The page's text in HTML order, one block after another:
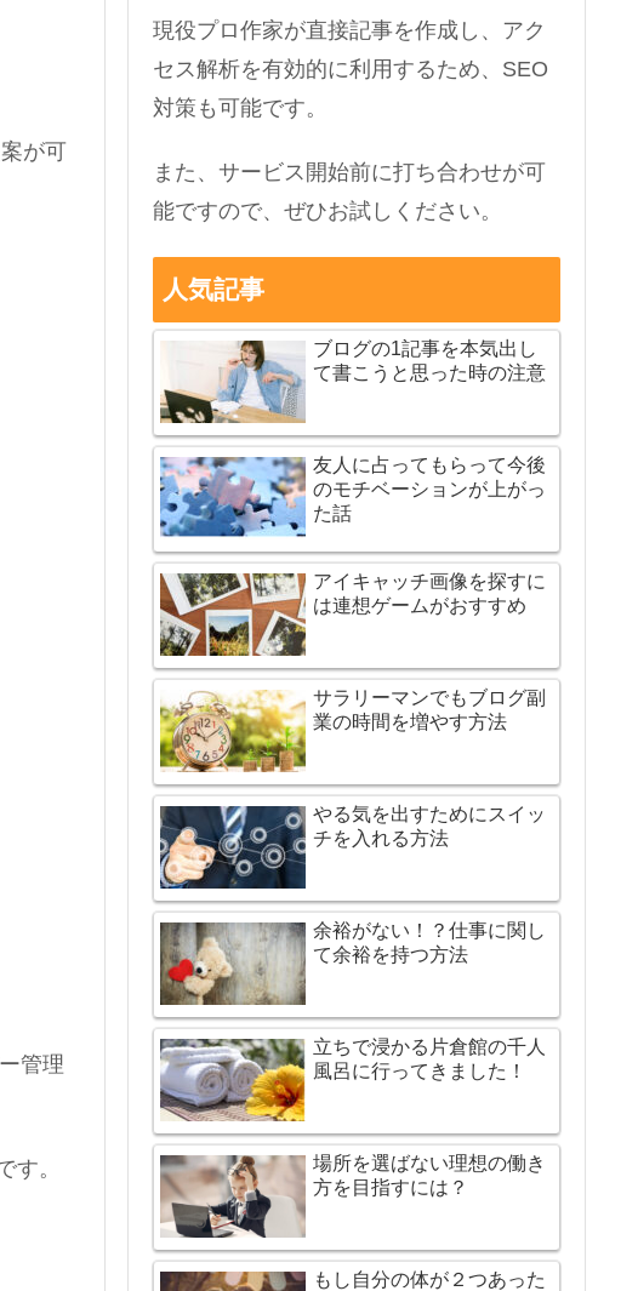
が可
管理
す。
現役プロ作家が直接記事を作成し、アク
セス解析を有効的に利用するため、SEO
対策も可能です。
また、サービス開始前に打ち合わせが可
能ですので、ぜひお試しください。
人気記事
ブログの1記事を本気出し
て書こうと思った時の注意
友人に占ってもらって今後
のモチベーションが上がっ
た話
アイキャッチ画像を探すに
は連想ゲームがおすすめ
サラリーマンでもブログ副
業の時間を増やす方法
やる気を出すためにスイッ
チを入れる方法
余裕がない！？仕事に関し
て余裕を持つ方法
立ちで浸かる片倉館の千人
風呂に行ってきました！
場所を選ばない理想の働き
方を目指すには？
もし自分の体が２つあった